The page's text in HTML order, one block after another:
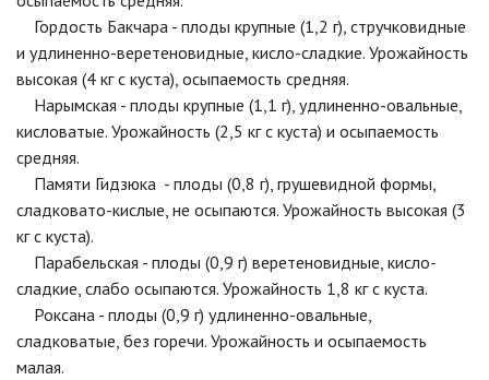
Гордость Бакчара - плоды крупные (1,2 г), стручковидные
и удлиненно-веретеновидные, кисло-сладкие. Урожайность
высокая (4 кг с куста), осыпаемость средняя.
Нарымская - плоды крупные (1,1 г), удлиненно-овальные,
кисловатые. Урожайность (2,5 кг с куста) и осыпаемость
средняя.
Памяти Гидзюка - плоды (0,8 г), грушевидной формы,
сладковато-кислые, не осыпаются. Урожайность высокая (3
кг с куста).
Парабельская - плоды (0,9 г) веретеновидные, кисло-
сладкие, слабо осыпаются. Урожайность 1,8 кг с куста.
Роксана - плоды (0,9 г) удлиненно-овальные,
сладковатые, без горечи. Урожайность и осыпаемость
малая.